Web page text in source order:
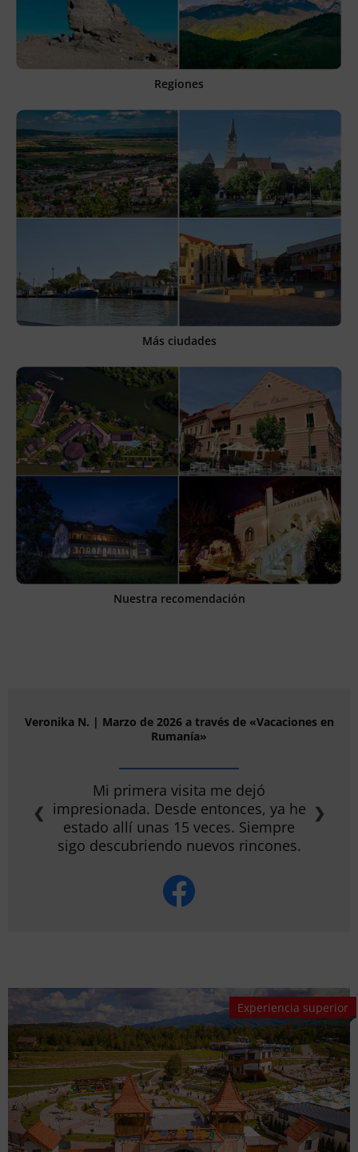
Regiones
Más ciudades
Nuestra recomendación
Sina K. | Marzo de 2026 a través de «Vacaciones en Rumanía»
¡El año pasado pasé allí unos días de
vacaciones en un circuito! Rumanía
es un país precioso. Llevamos más de
15 años yendo de vacaciones allí de
vez en cuando.️
❮ ❯
Experiencia superior